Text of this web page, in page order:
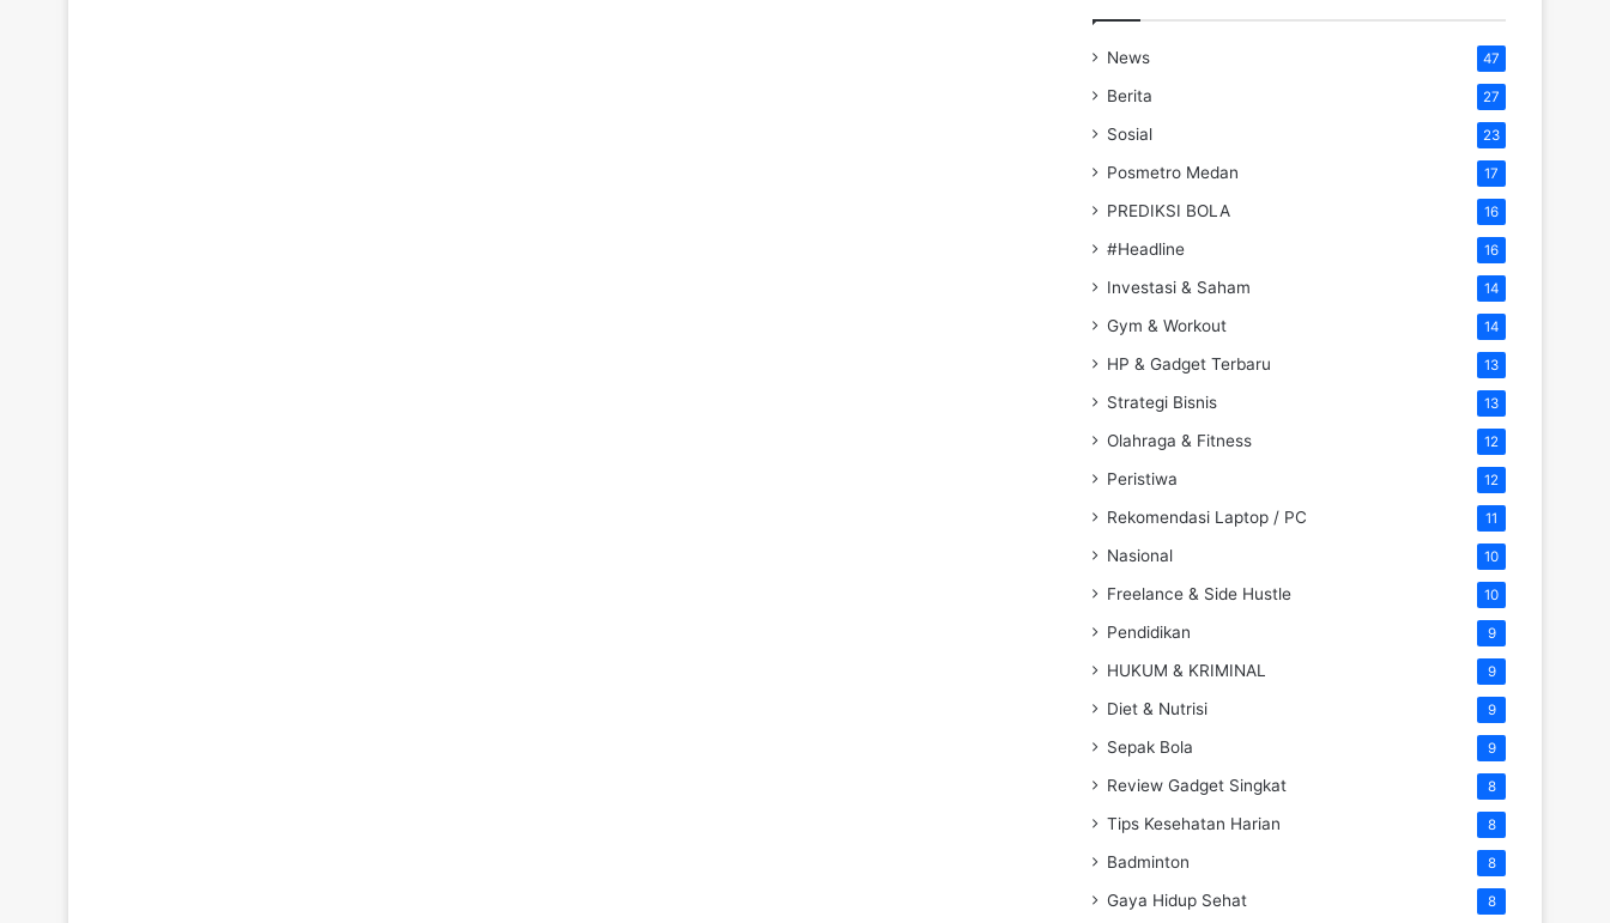
News 47
Berita 27
Sosial 23
Posmetro Medan 17
PREDIKSI BOLA 16
#Headline 16
Investasi & Saham 14
Gym & Workout 14
HP & Gadget Terbaru 13
Strategi Bisnis 13
Olahraga & Fitness 12
Peristiwa 12
Rekomendasi Laptop / PC 11
Nasional 10
Freelance & Side Hustle 10
Pendidikan 9
HUKUM & KRIMINAL 9
Diet & Nutrisi 9
Sepak Bola 9
Review Gadget Singkat 8
Tips Kesehatan Harian 8
Badminton 8
Gaya Hidup Sehat 8